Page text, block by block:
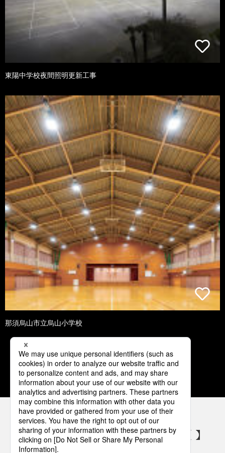
東陽中学校夜間照明更新工事
那須烏山市立烏山小学校
1 2 3 4 5
パナソニックの電気設備 SNSアカウント